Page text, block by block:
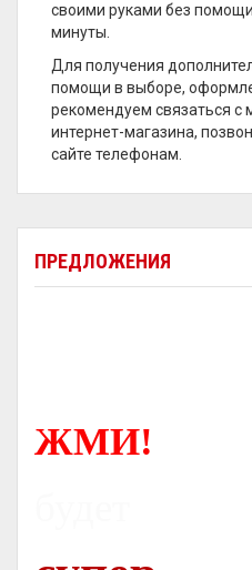
ПРЕДЛОЖЕНИЯ
ЖМИ!
своими руками без
минуты.
Для получения
помощи в выборе,
рекомендуем связаться
интернет-магазина,
сайте телефонам.